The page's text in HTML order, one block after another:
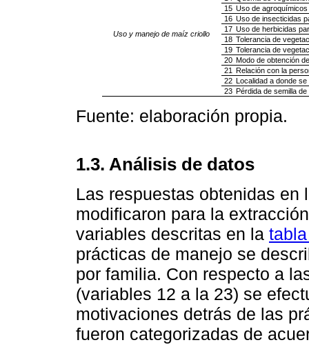
Uso y manejo de maíz criollo
15 Uso de
16 Uso de insecticidas
17 Uso de herbicidas
18 Tolerancia de
19 Tolerancia de
20 Modo de obtención
21
Relación con la
22
Localidad a donde
23
Pérdida de semilla
Fuente: elaboración propia.
1.3. Análisis de datos
Las respuestas obtenidas
modificaron para la
variables descritas en la
prácticas de manejo se
por familia. Con respecto a
(variables 12 a la 23) se
motivaciones detrás de las
fueron categorizadas de